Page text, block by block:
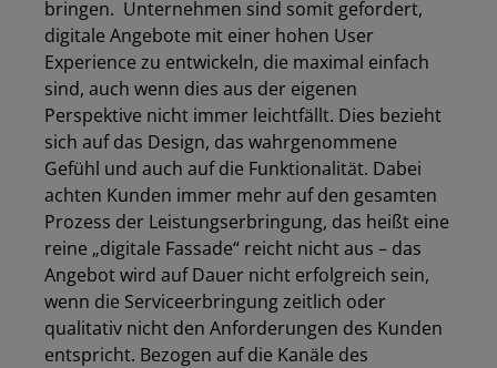
bringen. Unternehmen sind somit gefordert,
digitale Angebote mit einer hohen User
Experience zu entwickeln, die maximal einfach
sind, auch wenn dies aus der eigenen
Perspektive nicht immer leichtfällt. Dies bezieht
sich auf das Design, das wahrgenommene
Gefühl und auch auf die Funktionalität. Dabei
achten Kunden immer mehr auf den gesamten
Prozess der Leistungserbringung, das heißt eine
reine „digitale Fassade“ reicht nicht aus – das
Angebot wird auf Dauer nicht erfolgreich sein,
wenn die Serviceerbringung zeitlich oder
qualitativ nicht den Anforderungen des Kunden
entspricht. Bezogen auf die Kanäle des